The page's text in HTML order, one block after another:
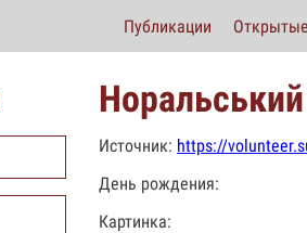
Публикации
Источник: https://
День рождения:
Картинка: